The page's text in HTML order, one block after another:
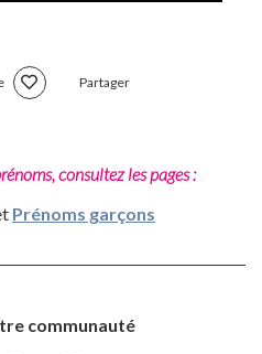
Partager
consultez les pages :
Prénoms garçons
communauté